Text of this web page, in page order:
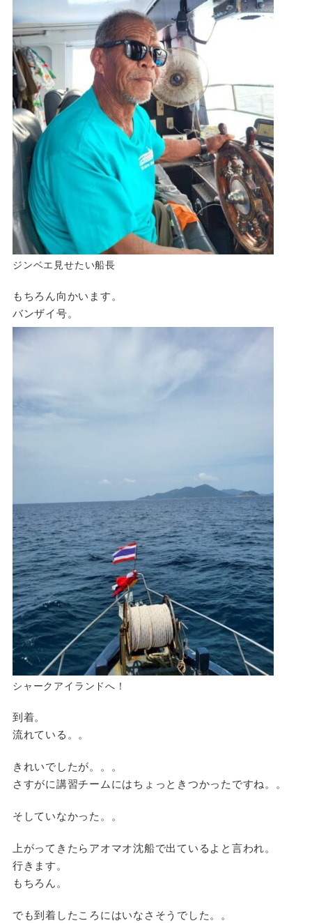
ジンベエ見せたい船長
もちろん向かいます。
バンザイ号。
シャークアイランドへ！
到着。
流れている。。
きれいでしたが。。。
さすがに講習チームにはちょっときつかったですね。。
そしていなかった。。
上がってきたらアオマオ沈船で出ているよと言われ。
行きます。
もちろん。
でも到着したころにはいなさそうでした。。